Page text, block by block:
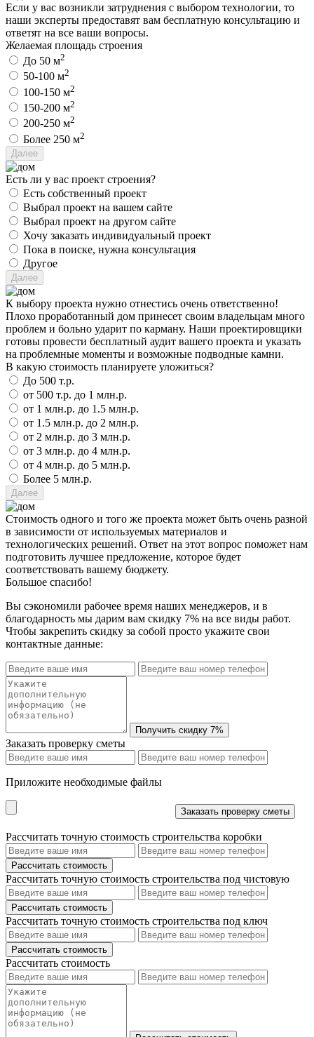
Если у вас возникли затруднения с выбором технологии, то
наши эксперты предоставят вам бесплатную консультацию и
ответят на все ваши вопросы.
Желаемая площадь строения
До 50 м2
50-100 м2
100-150 м2
150-200 м2
200-250 м2
Более 250 м2
Есть ли у вас проект строения?
Есть собственный проект
Выбрал проект на вашем сайте
Выбрал проект на другом сайте
Хочу заказать индивидуальный проект
Пока в поиске, нужна консультация
Другое
К выбору проекта нужно отнестись очень ответственно!
Плохо проработанный дом принесет своим владельцам много
проблем и больно ударит по карману. Наши проектировщики
готовы провести бесплатный аудит вашего проекта и указать
на проблемные моменты и возможные подводные камни.
В какую стоимость планируете уложиться?
До 500 т.р.
от 500 т.р. до 1 млн.р.
от 1 млн.р. до 1.5 млн.р.
от 1.5 млн.р. до 2 млн.р.
от 2 млн.р. до 3 млн.р.
от 3 млн.р. до 4 млн.р.
от 4 млн.р. до 5 млн.р.
Более 5 млн.р.
Стоимость одного и того же проекта может быть очень разной
в зависимости от используемых материалов и
технологических решений. Ответ на этот вопрос поможет нам
подготовить лучшее предложение, которое будет
соответствовать вашему бюджету.
Большое спасибо!
Вы сэкономили рабочее время наших менеджеров, и в
благодарность мы дарим вам скидку 7% на все виды работ.
Чтобы закрепить скидку за собой просто укажите свои
контактные данные:
Заказать проверку сметы
Приложите необходимые файлы
Рассчитать точную стоимость строительства коробки
Рассчитать точную стоимость строительства под чистовую
Рассчитать точную стоимость строительства под ключ
Рассчитать стоимость